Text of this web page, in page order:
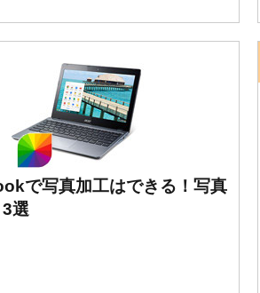
で写真加工はできる！写真
選